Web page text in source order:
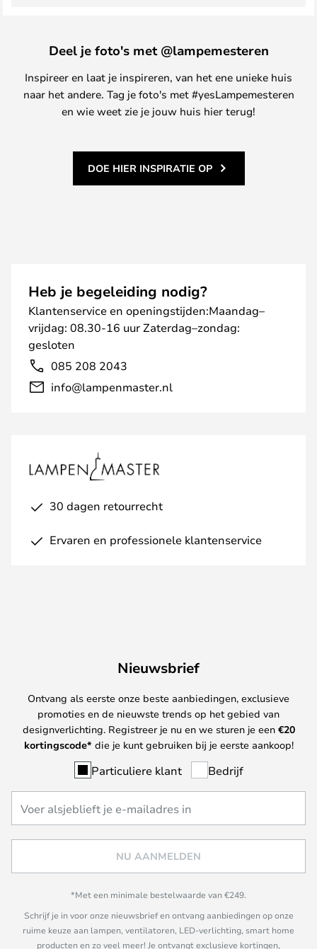
Deel je foto's met @lampemesteren
Inspireer en laat je inspireren, van het ene unieke huis
naar het andere. Tag je foto's met #yesLampemesteren
en wie weet zie je jouw huis hier terug!
DOE HIER INSPIRATIE OP
Heb je begeleiding nodig?
Klantenservice en openingstijden:Maandag–
vrijdag: 08.30-16 uur Zaterdag–zondag:
gesloten
085 208 2043
info@lampenmaster.nl
30 dagen retourrecht
Ervaren en professionele klantenservice
Nieuwsbrief
Ontvang als eerste onze beste aanbiedingen, exclusieve
promoties en de nieuwste trends op het gebied van
designverlichting. Registreer je nu en we sturen je een €20
kortingscode* die je kunt gebruiken bij je eerste aankoop!
Particuliere klant Bedrijf
NU AANMELDEN
*Met een minimale bestelwaarde van €249.
Schrijf je in voor onze nieuwsbrief en ontvang aanbiedingen op onze
ruime keuze aan lampen, ventilatoren, LED-verlichting, smart home
producten en zo veel meer! Je ontvangt exclusieve kortingen,